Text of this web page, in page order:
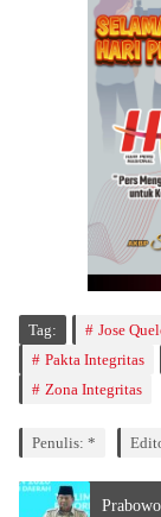
Tag: Jose
Pakta Integritas
Zona Integritas
Penulis: *